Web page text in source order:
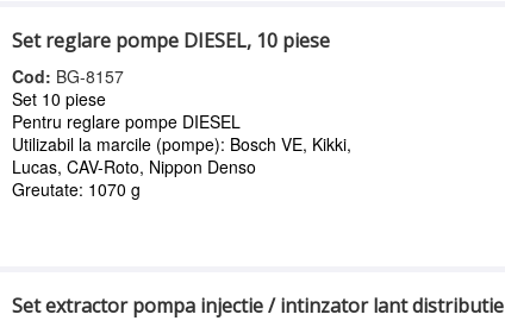
Set reglare pompe DIESEL, 10 piese
Cod: BG-8157
Set 10 piese
Pentru reglare pompe DIESEL
Utilizabil la marcile (pompe): Bosch VE, Kikki,
Lucas, CAV-Roto, Nippon Denso
Greutate: 1070 g
Set extractor pompa injectie / intinzator lant distributie